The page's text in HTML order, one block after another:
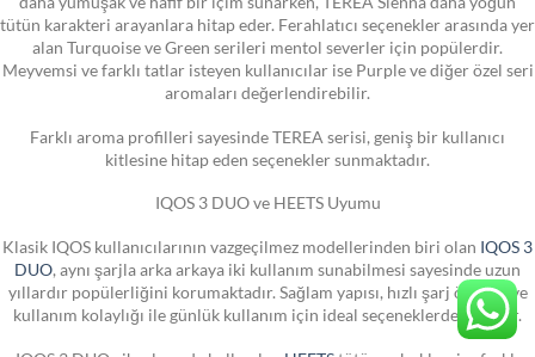
tütün karakteri arayanlara hitap eder. Ferahlatıcı seçenekler arasında yer
alan Turquoise ve Green serileri mentol severler için popülerdir.
Meyvemsi ve farklı tatlar isteyen kullanıcılar ise Purple ve diğer özel seri
aromaları değerlendirebilir.
Farklı aroma profilleri sayesinde TEREA serisi, geniş bir kullanıcı
kitlesine hitap eden seçenekler sunmaktadır.
IQOS 3 DUO ve HEETS Uyumu
Klasik IQOS kullanıcılarının vazgeçilmez modellerinden biri olan IQOS 3
DUO, aynı şarjla arka arkaya iki kullanım sunabilmesi sayesinde uzun
yıllardır popülerliğini korumaktadır. Sağlam yapısı, hızlı şarj özelliği ve
kullanım kolaylığı ile günlük kullanım için ideal seçeneklerden biridir.